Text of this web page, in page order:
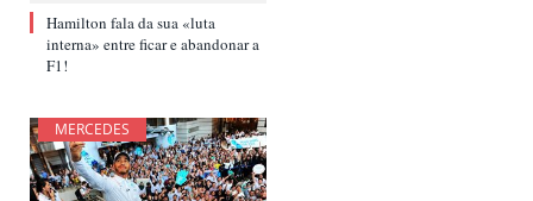
Hamilton fala da sua «luta
interna» entre ficar e abandonar a
F1!
MERCEDES